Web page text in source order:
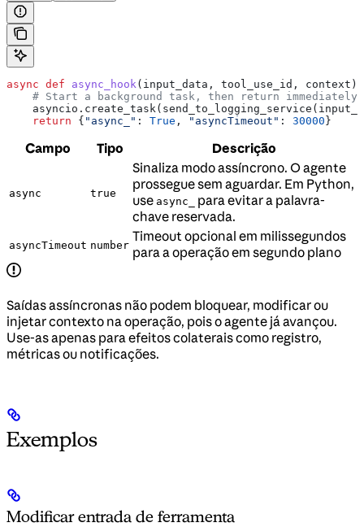
async def async_hook ( input_data , tool_use_id , context ):
    # Start a background task, then return immediately
    return
{ "async_" : True , "asyncTimeout" : 30000 }
Campo Tipo Descrição
async true
Sinaliza modo assíncrono. O agente
prossegue sem aguardar. Em Python,
use async_
para evitar a palavra-
chave reservada.
asyncTimeout number
Timeout opcional em milissegundos
para a operação em segundo plano
Saídas assíncronas não podem bloquear, modificar ou
injetar contexto na operação, pois o agente já avançou.
Use-as apenas para efeitos colaterais como registro,
métricas ou notificações.
Exemplos
Modificar entrada de ferramenta